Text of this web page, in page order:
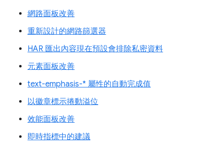
網路面板改善
重新設計的網路篩選器
HAR 匯出內容現在預設會排除私密資料
元素面板改善
text-emphasis-* 屬性的自動完成值
以徽章標示捲動溢位
效能面板改善
即時指標中的建議